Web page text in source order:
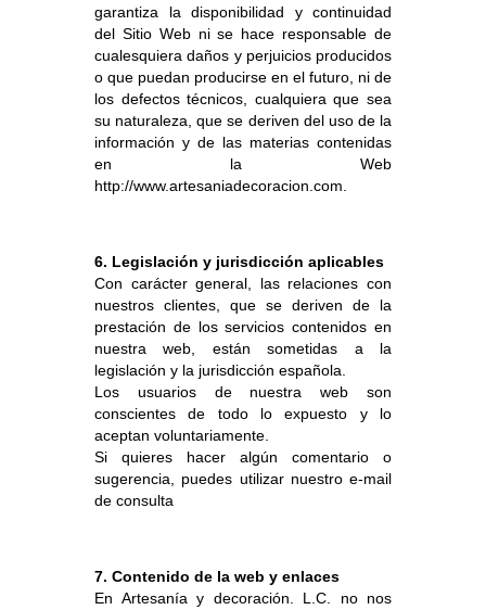
garantiza la disponibilidad y continuidad
del Sitio Web ni se hace responsable de
cualesquiera daños y perjuicios producidos
o que puedan producirse en el futuro, ni de
los defectos técnicos, cualquiera que sea
su naturaleza, que se deriven del uso de la
información y de las materias contenidas
en la Web
http://www.artesaniadecoracion.com.
6. Legislación y jurisdicción aplicables
Con carácter general, las relaciones con
nuestros clientes, que se deriven de la
prestación de los servicios contenidos en
nuestra web, están sometidas a la
legislación y la jurisdicción española.
Los usuarios de nuestra web son
conscientes de todo lo expuesto y lo
aceptan voluntariamente.
Si quieres hacer algún comentario o
sugerencia, puedes utilizar nuestro e-mail
de consulta
7. Contenido de la web y enlaces
En Artesanía y decoración. L.C. no nos